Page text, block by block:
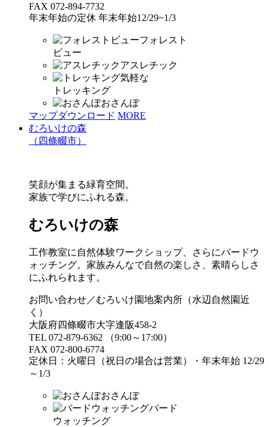
FAX 072-894-7732
年末年始の定休 年末年始12/29~1/3
フォレスト
ビュー
アスレチック
気軽な
トレッキング
おさんぽ
マップダウンロード MORE
むろいけの森
（四條畷市）
笑顔が集まる緑育空間。
家族で学びにふれる森。
むろいけの森
工作教室に自然体験ワークショップ、さらにバードウ
ォッチング。家族みんなで自然の楽しさ、素晴らしさ
にふれられます。
お問い合わせ／むろいけ園地案内所（水辺自然園近
く）
大阪府四條畷市大字逢阪458-2
TEL 072-879-6362 （9:00～17:00）
FAX 072-800-6774
定休日：火曜日（祝日の場合は営業）・年末年始 12/29
～1/3
おさんぽ
バード
ウォッチング